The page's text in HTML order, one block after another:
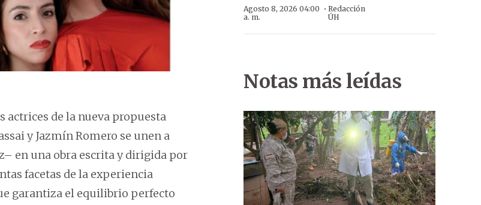
actrices de la nueva propuesta
y Jazmín Romero se unen a
en una obra escrita y dirigida por
facetas de la experiencia
garantiza el equilibrio perfecto
Agosto 8, 2026 04:00
a. m.
· Redacción
ÚH
Notas más leídas